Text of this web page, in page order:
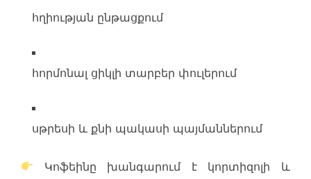
հղիության ընթացքում
հորմոնալ ցիկլի տարբեր փուլերում
սթրեսի և քնի պակասի պայմաններում
Կոֆեինը խանգարում է կորտիզոլի և